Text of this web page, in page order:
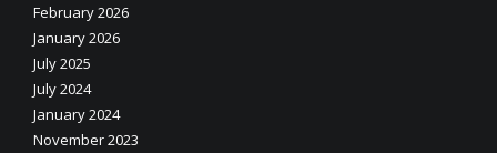
February 2026
January 2026
July 2025
July 2024
January 2024
November 2023